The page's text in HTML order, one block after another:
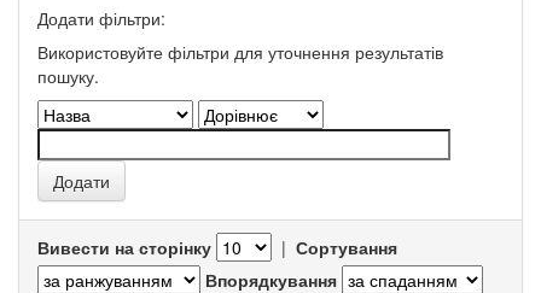
Додати фільтри:
Використовуйте фільтри для уточнення результатів
пошуку.
Вивести на сторінку | Сортування
Впорядкування